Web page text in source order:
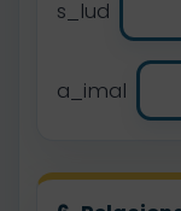
s_lud
a_imal